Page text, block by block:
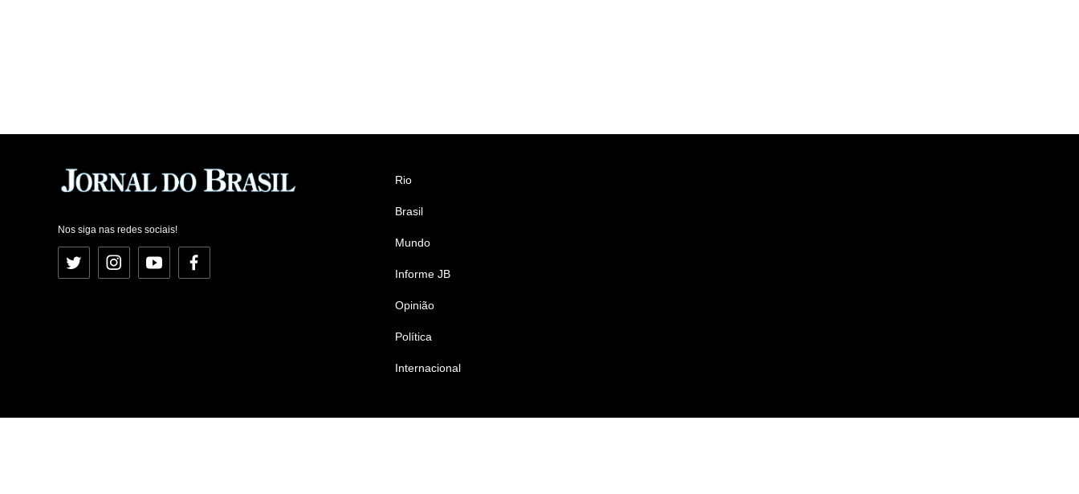
Nos siga nas redes sociais!
Twitter InstagramYouTubeFacebook
Rio
Brasil
Mundo
Informe JB
Opinião
Política
Internacional